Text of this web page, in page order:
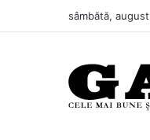
sâmbătă,